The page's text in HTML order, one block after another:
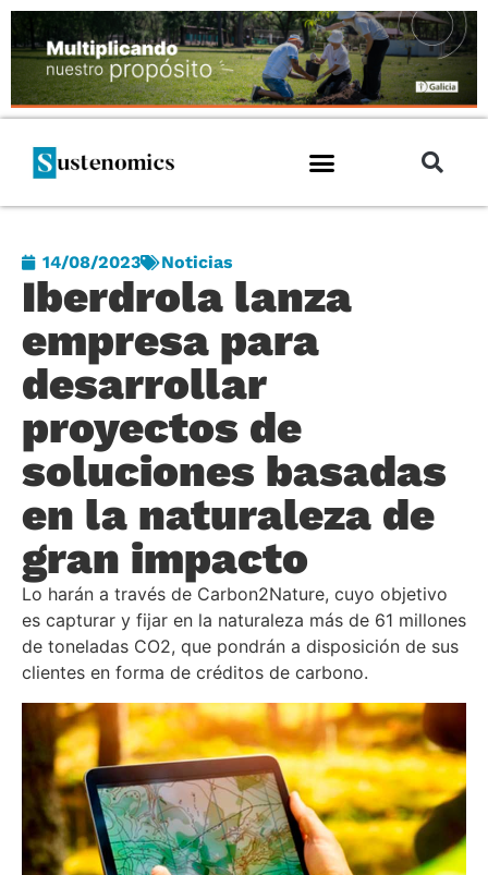
14/08/2023 Noticias
Iberdrola lanza
empresa para
desarrollar
proyectos de
soluciones basadas
en la naturaleza de
gran impacto
Lo harán a través de Carbon2Nature, cuyo objetivo
es capturar y fijar en la naturaleza más de 61 millones
de toneladas CO2, que pondrán a disposición de sus
clientes en forma de créditos de carbono.